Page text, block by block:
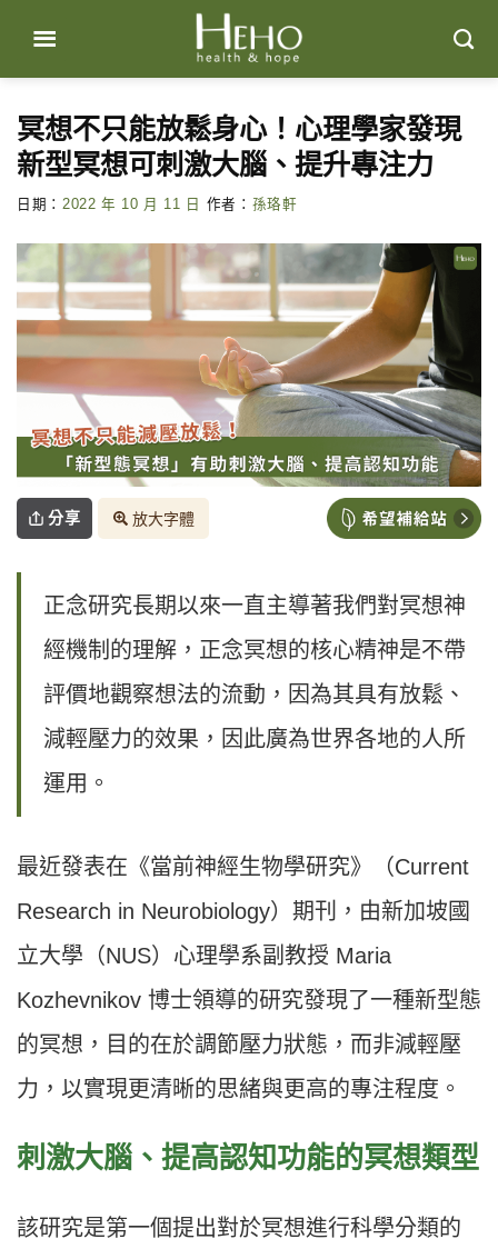
content
冥想不只能放鬆身心！心理學家發現
新型冥想可刺激大腦、提升專注力
日期： 2022 年 10 月 11 日 作者： 孫珞軒
分享 放大字體
正念研究長期以來一直主導著我們對冥想神
經機制的理解，正念冥想的核心精神是不帶
評價地觀察想法的流動，因為其具有放鬆、
減輕壓力的效果，因此廣為世界各地的人所
運用。
最近發表在《當前神經生物學研究》（Current
Research in Neurobiology）期刊，由新加坡國
立大學（NUS）心理學系副教授 Maria
Kozhevnikov 博士領導的研究發現了一種新型態
的冥想，目的在於調節壓力狀態，而非減輕壓
力，以實現更清晰的思緒與更高的專注程度。
刺激大腦、提高認知功能的冥想類型
該研究是第一個提出對於冥想進行科學分類的